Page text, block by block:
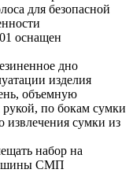
для безопасной
оснащен
дно
изделия
объемную
по бокам сумки
извлечения сумки из
набор на
СМП